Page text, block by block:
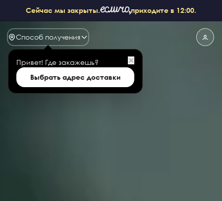
Сейчас мы закрыты. приходите в 12:00.
Способ получения
Привет! Где закажешь? ✕
Выбрать адрес доставки